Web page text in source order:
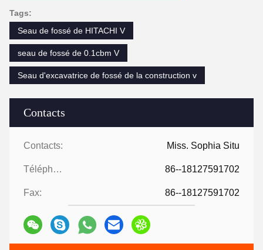
Contacts
Contacts: Miss. Sophia Situ
Téléphone: 86--18127591702
Fax: 86--18127591702
Tags:
Seau de fossé de HITACHI V
seau de fossé de 0.1cbm V
Seau d'excavatrice de fossé de la construction v